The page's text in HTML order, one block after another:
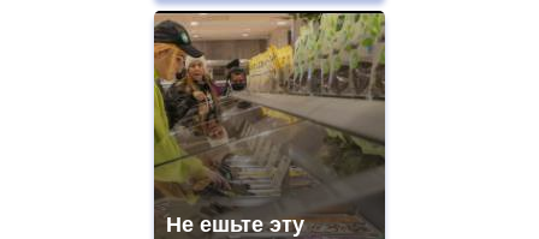
Не ешьте эту